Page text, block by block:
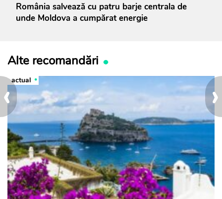
›
‹
România salvează cu patru barje centrala de
unde Moldova a cumpărat energie
Alte recomandări
actual